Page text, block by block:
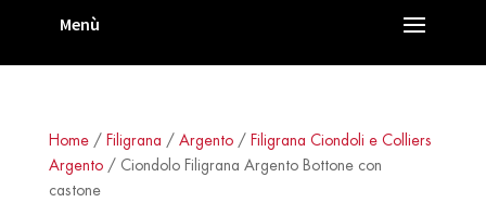
Home/ Filigrana / Argento/ Filigrana Ciondoli e Colliers
Argento/ Ciondolo Filigrana Argento Bottone con
castone